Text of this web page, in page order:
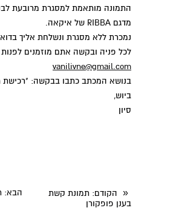
התמונה מותאמת למסגרת מרובעת
מדגם RIBBA של איקאה.
נמכרת ללא מסגרת ונשלחת אליך
לכל פניה ובקשה אתם מוזמנים לפנות
vanilivne@gmail.com
בנושא המכתב כתבו בבקשה: "רכישת
ביוש,
סיון
« הקודם: תמונת קשת
בענן פופקורן
הבא: